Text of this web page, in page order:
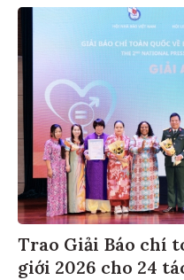
Trao Giải Báo chí
giới 2026 cho 24